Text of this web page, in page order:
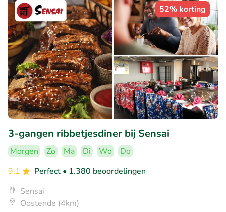
52% korting
3-gangen ribbetjesdiner bij Sensai
Morgen Zo Ma Di Wo
Do
9.1
Perfect • 1.380 beoordelingen
Sensai
Oostende (4km)